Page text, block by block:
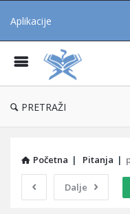
Aplikacije
PRETRAŽI
Početna | Pitanja |
Dalje